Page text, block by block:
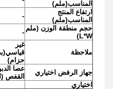
المناسب(ملم)
ارتفاع المنتج
المناسب(ملم)
-
حجم منطقة الوزن (ملم
L*W)
-
ملاحظة
غير
قياسي(
حزام)
جهاز الرفض اختياري
عصا
القفص
اختياري